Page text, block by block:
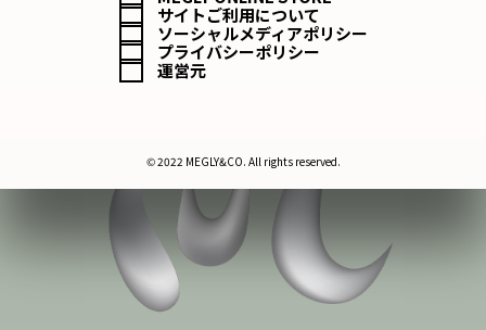
サイトご利用について
ソーシャルメディアポリシー
プライバシーポリシー
運営元
© 2022 MEGLY&CO. All rights reserved.